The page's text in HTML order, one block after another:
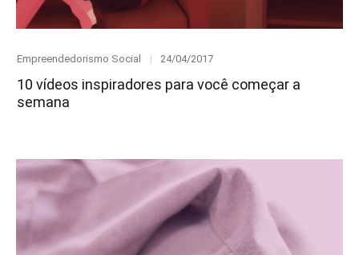
Category
Empreendedorismo Social
Posted
24/04/2017
10 vídeos inspiradores para você começar a
semana